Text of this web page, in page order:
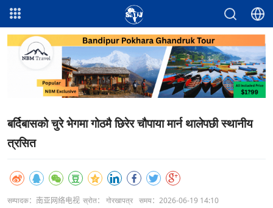
बर्दिबासको चुरे भेगमा गोठमै छिरेर चौपाया मार्न थालेपछी स्थानीय
त्रसित
सम्पादक：南亚网络电视 स्रोत： गोरखापत्र समय：2026-06-19 14:10